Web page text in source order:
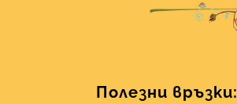
Полезни връзки: